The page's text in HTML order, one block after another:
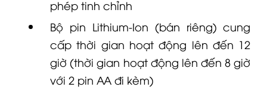
Bộ pin Lithium-Ion (bán riêng) cung
cấp thời gian hoạt động lên đến 12
giờ (thời gian hoạt động lên đến 8 giờ
với 2 pin AA đi kèm)